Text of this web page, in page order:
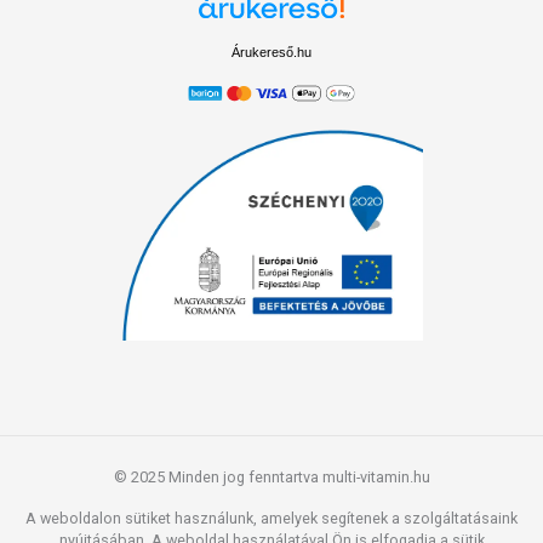
7. A megsült jackfruitot - az alatta lévő sült páccal együtt - és a
megpárolódott gombát keverjük össze és néhány percig, gyengéden,
serpenyőben. A jackfruit darabokat egy villával szálasabbra
8. A gombás jackfruit így, ebben a formában már tálalható is a shirataki
tésztával, de kevés további hozzávalóval és munkával curryt is
9. Ez esetben a gombás jackfruithoz adjunk egy evőkanál curryport,
forgassuk és kevergessük, sütögessük össze 1 percig majd öntsük fel
1-1.5 dl kókusztejjel. Forraljuk fel. Készen is van!
ÖSSZETEVŐK
Energia: 36 kJ/9,5 kcal
Zsír: 0 g
- ebből telített zsírok: 0 g
Árukereső.hu
© 2025 Minden jog fenntartva multi-vitamin.hu
A weboldalon sütiket használunk, amelyek segítenek a szolgáltatásaink